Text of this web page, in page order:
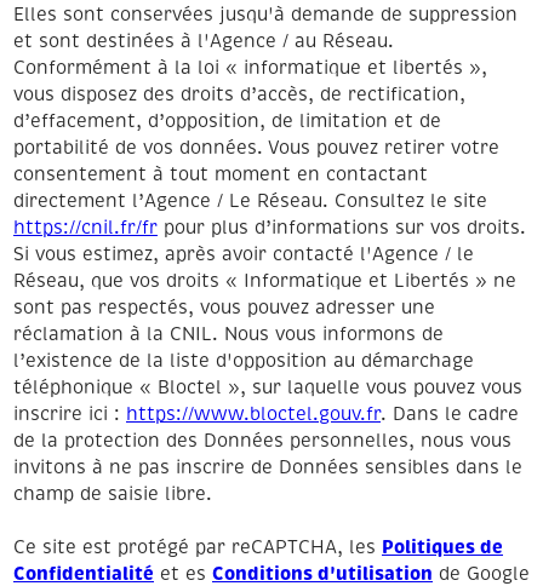
Elles sont conservées jusqu'à demande de suppression
et sont destinées à l'Agence / au Réseau.
Conformément à la loi « informatique et libertés »,
vous disposez des droits d’accès, de rectification,
d’effacement, d’opposition, de limitation et de
portabilité de vos données. Vous pouvez retirer votre
consentement à tout moment en contactant
directement l’Agence / Le Réseau. Consultez le site
https://cnil.fr/fr pour plus d’informations sur vos droits.
Si vous estimez, après avoir contacté l'Agence / le
Réseau, que vos droits « Informatique et Libertés » ne
sont pas respectés, vous pouvez adresser une
réclamation à la CNIL. Nous vous informons de
l’existence de la liste d'opposition au démarchage
téléphonique « Bloctel », sur laquelle vous pouvez vous
inscrire ici : https://www.bloctel.gouv.fr. Dans le cadre
de la protection des Données personnelles, nous vous
invitons à ne pas inscrire de Données sensibles dans le
champ de saisie libre.
Ce site est protégé par reCAPTCHA, les Politiques de
Confidentialité et es Conditions d'utilisation de Google